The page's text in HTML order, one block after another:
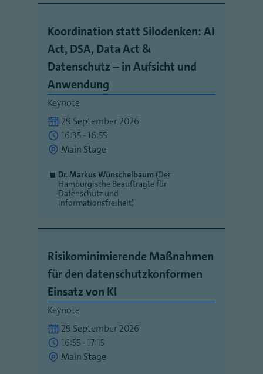
Koordination statt Silodenken: AI
Act, DSA, Data Act &
Datenschutz – in Aufsicht und
Anwendung
Keynote
29 September 2026
16:35 - 16:55
Main Stage
Dr. Markus Wünschelbaum (Der
Hamburgische Beauftragte für
Datenschutz und
Informationsfreiheit)
Risikominimierende Maßnahmen
für den datenschutzkonformen
Einsatz von KI
Keynote
29 September 2026
16:55 - 17:15
Main Stage